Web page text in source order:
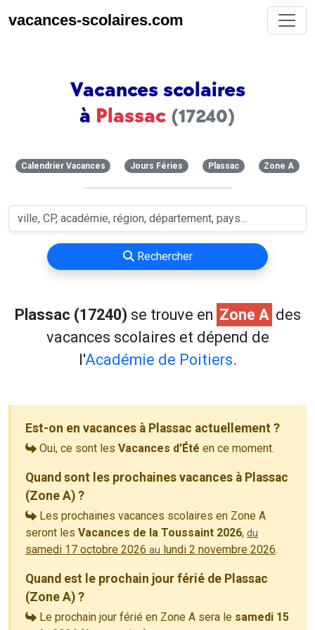
vacances-scolaires.com
Vacances scolaires
à Plassac (17240)
Calendrier Vacances Jours Féries Plassac Zone A
Rechercher
Plassac (17240) se trouve en Zone A des
vacances scolaires et dépend de
l'Académie de Poitiers.
Est-on en vacances à Plassac actuellement ?
Oui, ce sont les Vacances d'Été en ce moment.
Quand sont les prochaines vacances à Plassac
(Zone A) ?
Les prochaines vacances scolaires en Zone A
seront les Vacances de la Toussaint 2026, du
samedi 17 octobre 2026 au lundi 2 novembre 2026.
Quand est le prochain jour férié de Plassac
(Zone A) ?
Le prochain jour férié en Zone A sera le samedi 15